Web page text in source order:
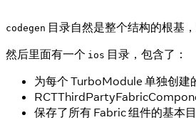
codegen 目录自然是整个结构的根基
然后里面有一个 ios 目录，包含了：
为每个 TurboModule 单独创建
保存了所有 Fabric 组件的基本